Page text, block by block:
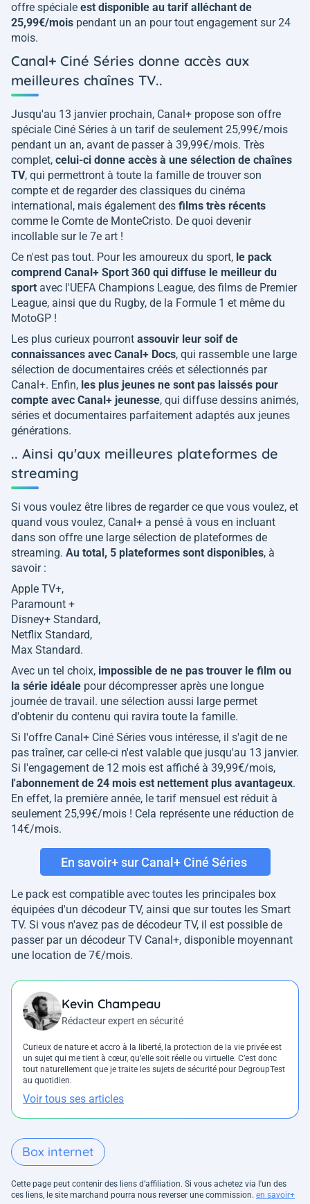
offre spéciale est disponible au tarif alléchant de
25,99€/mois pendant un an pour tout engagement sur 24
mois.
Canal+ Ciné Séries donne accès aux
meilleures chaînes TV..
Jusqu'au 13 janvier prochain, Canal+ propose son offre
spéciale Ciné Séries à un tarif de seulement 25,99€/mois
pendant un an, avant de passer à 39,99€/mois. Très
complet, celui-ci donne accès à une sélection de chaînes
TV, qui permettront à toute la famille de trouver son
compte et de regarder des classiques du cinéma
international, mais également des films très récents
comme le Comte de MonteCristo. De quoi devenir
incollable sur le 7e art !
Ce n'est pas tout. Pour les amoureux du sport, le pack
comprend Canal+ Sport 360 qui diffuse le meilleur du
sport avec l'UEFA Champions League, des films de Premier
League, ainsi que du Rugby, de la Formule 1 et même du
MotoGP !
Les plus curieux pourront assouvir leur soif de
connaissances avec Canal+ Docs, qui rassemble une large
sélection de documentaires créés et sélectionnés par
Canal+. Enfin, les plus jeunes ne sont pas laissés pour
compte avec Canal+ jeunesse, qui diffuse dessins animés,
séries et documentaires parfaitement adaptés aux jeunes
générations.
.. Ainsi qu'aux meilleures plateformes de
streaming
Si vous voulez être libres de regarder ce que vous voulez, et
quand vous voulez, Canal+ a pensé à vous en incluant
dans son offre une large sélection de plateformes de
streaming. Au total, 5 plateformes sont disponibles, à
savoir :
Apple TV+,
Paramount +
Disney+ Standard,
Netflix Standard,
Max Standard.
Avec un tel choix, impossible de ne pas trouver le film ou
la série idéale pour décompresser après une longue
journée de travail. une sélection aussi large permet
d'obtenir du contenu qui ravira toute la famille.
Si l'offre Canal+ Ciné Séries vous intéresse, il s'agit de ne
pas traîner, car celle-ci n'est valable que jusqu'au 13 janvier.
Si l'engagement de 12 mois est affiché à 39,99€/mois,
l'abonnement de 24 mois est nettement plus avantageux.
En effet, la première année, le tarif mensuel est réduit à
seulement 25,99€/mois ! Cela représente une réduction de
14€/mois.
En savoir+ sur Canal+ Ciné Séries
Le pack est compatible avec toutes les principales box
équipées d'un décodeur TV, ainsi que sur toutes les Smart
TV. Si vous n'avez pas de décodeur TV, il est possible de
passer par un décodeur TV Canal+, disponible moyennant
une location de 7€/mois.
Kevin Champeau
Rédacteur expert en sécurité
Curieux de nature et accro à la liberté, la protection de la vie privée est
un sujet qui me tient à cœur, qu’elle soit réelle ou virtuelle. C’est donc
tout naturellement que je traite les sujets de sécurité pour DegroupTest
au quotidien.
Voir tous ses articles
Box internet
Cette page peut contenir des liens d’affiliation. Si vous achetez via l'un des
ces liens, le site marchand pourra nous reverser une commission. en savoir+